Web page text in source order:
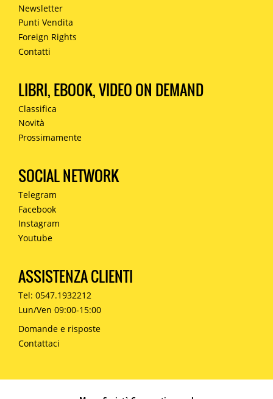
Newsletter
Punti Vendita
Foreign Rights
Contatti
LIBRI, EBOOK, VIDEO ON DEMAND
Classifica
Novità
Prossimamente
SOCIAL NETWORK
Telegram
Facebook
Instagram
Youtube
ASSISTENZA CLIENTI
Tel: 0547.1932212
Lun/Ven 09:00-15:00
Domande e risposte
Contattaci